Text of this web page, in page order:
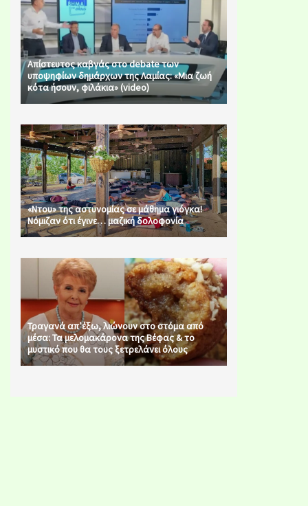
Απίστευτος καβγάς στο debate των
υποψηφίων δημάρχων της Λαμίας: «Μια ζωή
κότα ήσουν, φιλάκια» (video)
«Ντου» της αστυνομίας σε μάθημα γιόγκα!
Νόμιζαν ότι έγινε… μαζική δολοφονία
Τραγανά απ’έξω, λιώνουν στο στόμα από
μέσα: Τα μελομακάρονα της Βέφας & το
μυστικό που θα τους ξετρελάνει όλους